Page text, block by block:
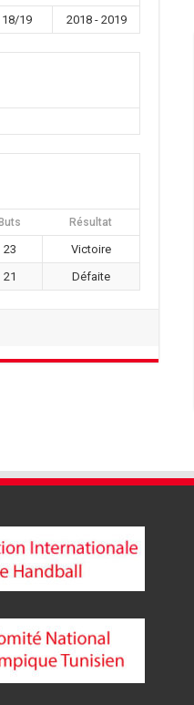
18/19 2018 - 2019
Résultat
23
Victoire
21 Défaite